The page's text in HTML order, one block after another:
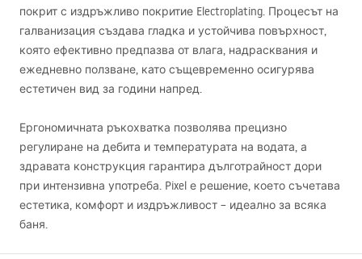
покрит с издръжливо покритие Electroplating. Процесът на
галванизация създава гладка и устойчива повърхност,
която ефективно предпазва от влага, надрасквания и
ежедневно ползване, като същевременно осигурява
естетичен вид за години напред.
Ергономичната ръкохватка позволява прецизно
регулиране на дебита и температурата на водата, а
здравата конструкция гарантира дълготрайност дори
при интензивна употреба. Pixel е решение, което съчетава
естетика, комфорт и издръжливост – идеално за всяка
баня.